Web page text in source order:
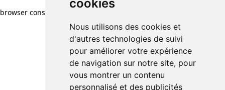
cookies
Nous utilisons des cookies et
d'autres technologies de suivi
pour améliorer votre expérience
de navigation sur notre site, pour
vous montrer un contenu
personnalisé et des publicités
browser console for more information)